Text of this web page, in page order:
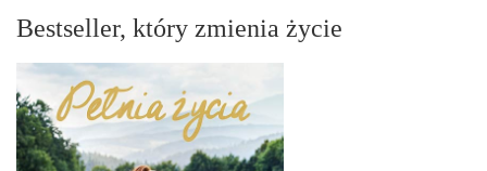
Bestseller, który zmienia życie